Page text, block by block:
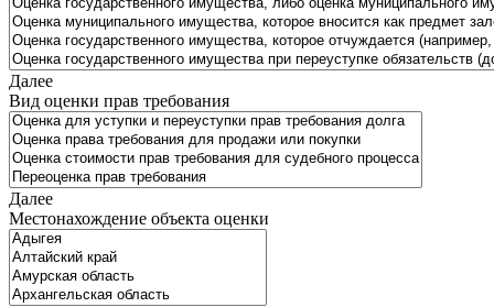
Далее
Вид оценки прав требования
Далее
Местонахождение объекта оценки